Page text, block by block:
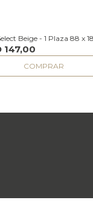
Beige - 1 Plaza 88 x
147,00